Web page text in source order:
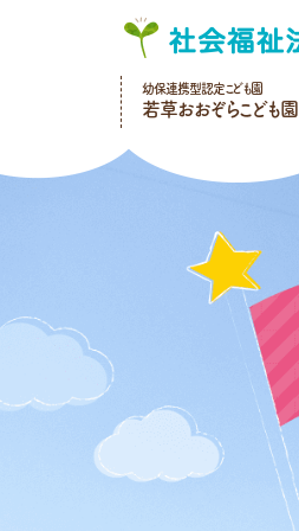
幼保連携型認定こども園
若草おおぞらこども園